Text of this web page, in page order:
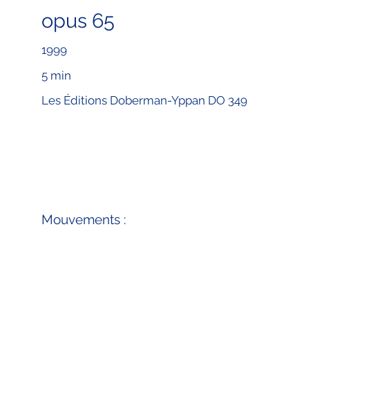
opus 65
1999
Les Éditions Doberman-Yppan DO 349
5 min
Mouvements :